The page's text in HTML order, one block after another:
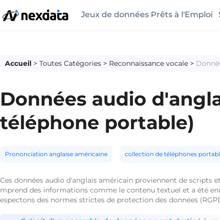
Jeux de données Prêts à l'Emploi
Accueil > Toutes Catégories > Reconnaissance vocale >
Données audio
téléphone portable)
Prononciation anglaise américaine collection de téléphones
Ces données audio d'anglais américain proviennent de scripts
mprend des informations comme le contenu textuel et a été
espectons des normes strictes de protection des données